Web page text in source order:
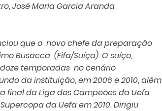
José Maria Garcia Aranda
que o novo chefe da preparação
Busacca (Fifa/Suíça). O suíço,
temporadas no cenário
da instituição, em 2006 e 2010, além
final da Liga dos Campeões da Uefa
da Uefa em 2010. Dirigiu